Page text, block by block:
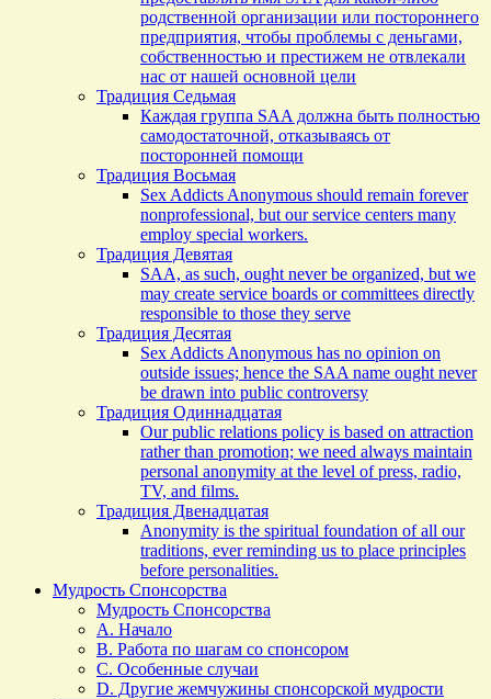
родственной организации или постороннего
предприятия, чтобы проблемы с деньгами,
собственностью и престижем не отвлекали
нас от нашей основной цели
Традиция Седьмая
Каждая группа SAA должна быть полностью
самодостаточной, отказываясь от
посторонней помощи
Традиция Восьмая
Sex Addicts Anonymous should remain forever
nonprofessional, but our service centers many
employ special workers.
Традиция Девятая
SAA, as such, ought never be organized, but we
may create service boards or committees directly
responsible to those they serve
Традиция Десятая
Sex Addicts Anonymous has no opinion on
outside issues; hence the SAA name ought never
be drawn into public controversy
Традиция Одиннадцатая
Our public relations policy is based on attraction
rather than promotion; we need always maintain
personal anonymity at the level of press, radio,
TV, and films.
Традиция Двенадцатая
Anonymity is the spiritual foundation of all our
traditions, ever reminding us to place principles
before personalities.
Мудрость Спонсорства
Мудрость Спонсорства
A. Начало
B. Работа по шагам со спонсором
C. Особенные случаи
D. Другие жемчужины спонсорской мудрости